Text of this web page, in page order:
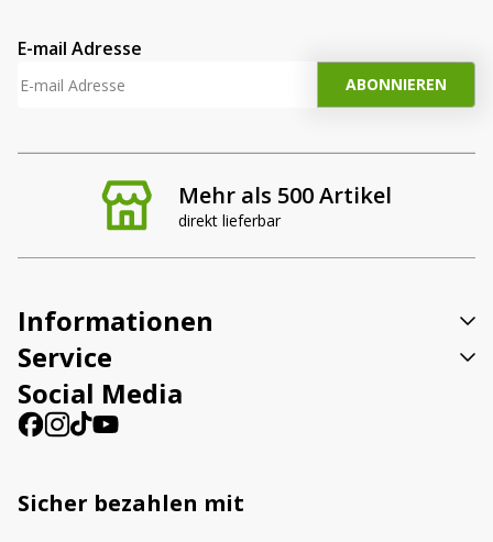
Mehr als 500 Artikel
direkt lieferbar
E-mail Adresse
Informationen
Service
Social Media
Sicher bezahlen mit